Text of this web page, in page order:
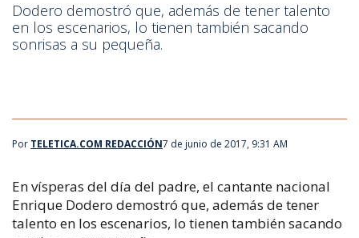
Dodero demostró que, además de tener talento
en los escenarios, lo tienen también sacando
sonrisas a su pequeña.
Por TELETICA.COM REDACCIÓN7 de junio de 2017, 9:31 AM
En vísperas del día del padre, el cantante nacional
Enrique Dodero demostró que, además de tener
talento en los escenarios, lo tienen también sacando